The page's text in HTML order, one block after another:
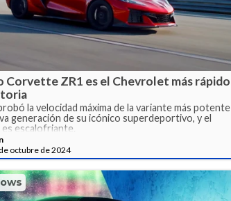
Corvette ZR1 es el Chevrolet más rápido
la velocidad máxima de la variante más potente
generación de su icónico superdeportivo, y el
escalofriante.
octubre de 2024